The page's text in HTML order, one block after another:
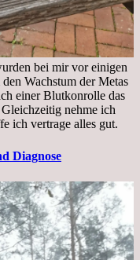
bei mir vor einigen
Wachstum der Metas
einer Blutkonrolle das
nehme ich
ich vertrage alles gut.
Diagnose